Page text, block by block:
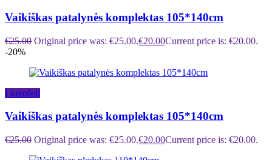
Vaikiškas patalynės komplektas 105*140cm
€25.00 Original price was: €25.00.€20.00Current price is: €20.00.
-20%
Į krepšelį
Vaikiškas patalynės komplektas 105*140cm
€25.00 Original price was: €25.00.€20.00Current price is: €20.00.